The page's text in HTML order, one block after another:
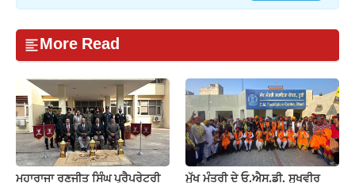
More Read
ਮਹਾਰਾਜਾ ਰਣਜੀਤ ਸਿੰਘ ਪ੍ਰੈਪਰੇਟਰੀ ਮੁੱਖ ਮੰਤਰੀ ਦੇ ਓ.ਐਸ.ਡੀ. ਸੁਖਵੀਰ